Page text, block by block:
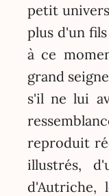
petit
plus d'un
à ce
grand
s'il ne lui
reproduit
illustrés,
d'Autriche,